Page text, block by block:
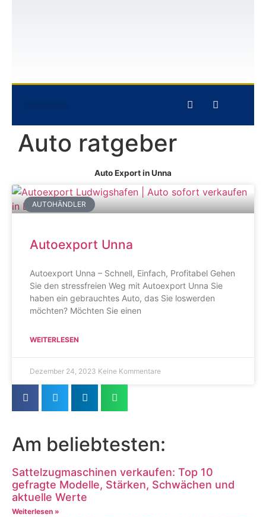
Auto ratgeber
Auto Export in Unna
AUTOHÄNDLER
Autoexport Unna
Autoexport Unna – Schnell, Einfach, Profitabel Gehen
Sie den stressfreien Weg mit Autoexport Unna Sie
haben ein gebrauchtes Auto, das Sie loswerden
möchten? Möchten Sie einen
WEITERLESEN
Dezember 24, 2023 Keine Kommentare
Am beliebtesten:
Sattelzugmaschinen verkaufen: Top 10
gefragte Modelle, Stärken, Schwächen und
aktuelle Werte
Weiterlesen »